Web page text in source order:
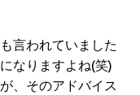
言われていました
なりますよね(笑)
、そのアドバイス